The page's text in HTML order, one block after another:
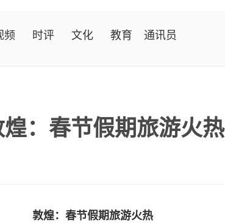
频 时评 文化 教育 通讯员
煌：春节假期旅游火热
敦煌：春节假期旅游火热